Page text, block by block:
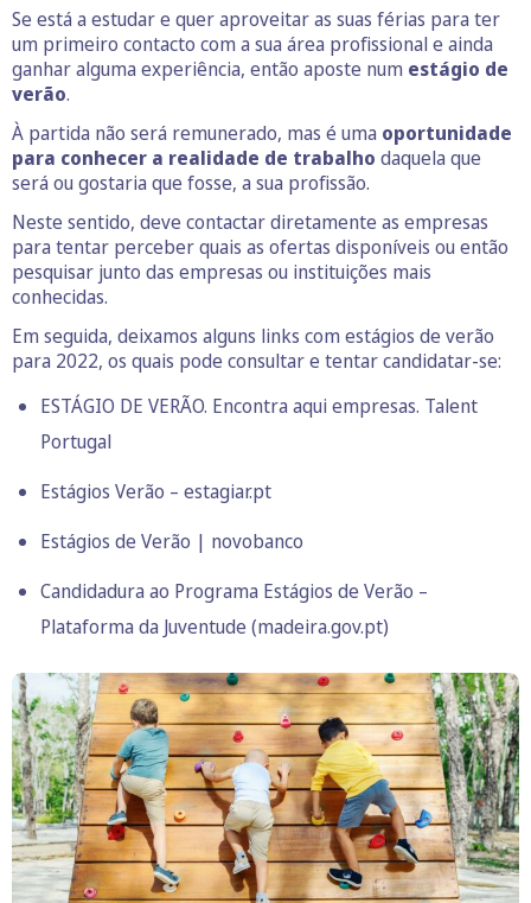
Se está a estudar e quer aproveitar as suas férias para ter
um primeiro contacto com a sua área profissional e ainda
ganhar alguma experiência, então aposte num estágio de
verão.
À partida não será remunerado, mas é uma oportunidade
para conhecer a realidade de trabalho daquela que
será ou gostaria que fosse, a sua profissão.
Neste sentido, deve contactar diretamente as empresas
para tentar perceber quais as ofertas disponíveis ou então
pesquisar junto das empresas ou instituições mais
conhecidas.
Em seguida, deixamos alguns links com estágios de verão
para 2022, os quais pode consultar e tentar candidatar-se:
ESTÁGIO DE VERÃO. Encontra aqui empresas. Talent
Portugal
Estágios Verão – estagiar.pt
Estágios de Verão | novobanco
Candidadura ao Programa Estágios de Verão –
Plataforma da Juventude (madeira.gov.pt)